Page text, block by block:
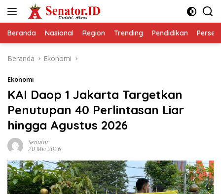
Beranda Nasional Region Trending Pendidikan
Beranda Ekonomi
Ekonomi
KAI Daop 1 Jakarta Targetkan
Penutupan 40 Perlintasan Liar
hingga Agustus 2026
Senator
20 Mei 2026